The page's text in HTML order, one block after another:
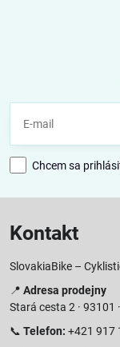
Chcem sa
Kontakt
SlovakiaBike –
📍 Adresa prodejny
Stará cesta 2 · 93101
📞 Telefon: +421 917